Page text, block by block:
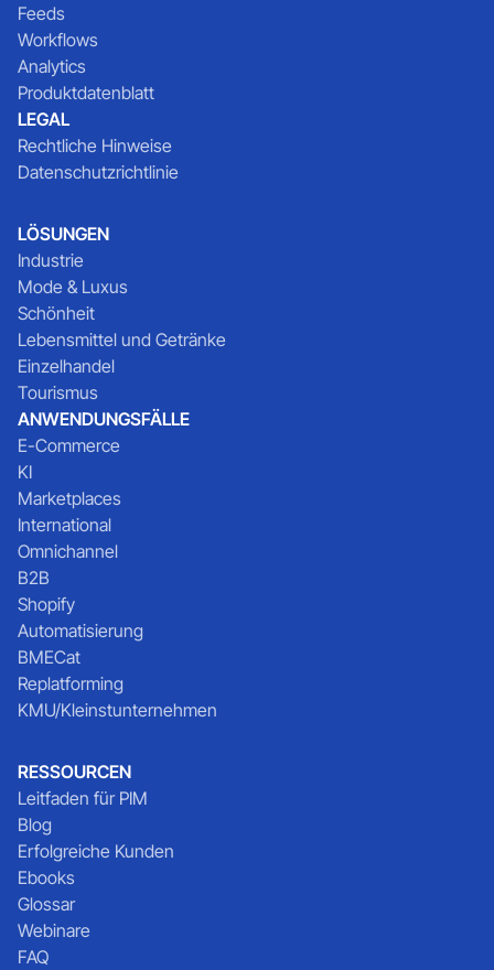
Feeds
Workflows
Analytics
Produktdatenblatt
LEGAL
Rechtliche Hinweise
Datenschutzrichtlinie
LÖSUNGEN
Industrie
Mode & Luxus
Schönheit
Lebensmittel und Getränke
Einzelhandel
Tourismus
ANWENDUNGSFÄLLE
E-Commerce
KI
Marketplaces
International
Omnichannel
B2B
Shopify
Automatisierung
BMECat
Replatforming
KMU/Kleinstunternehmen
RESSOURCEN
Leitfaden für PIM
Blog
Erfolgreiche Kunden
Ebooks
Glossar
Webinare
FAQ